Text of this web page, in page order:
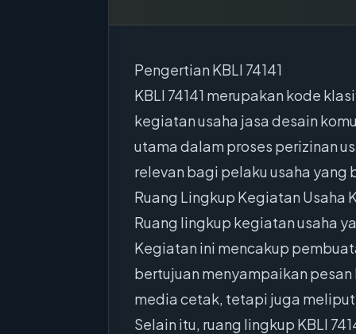
Pengertian KBLI 74141
KBLI 74141 merupakan kode
kegiatan usaha jasa desain
utama dalam proses perizinan
relevan bagi pelaku usaha
Ruang Lingkup Kegiatan Usaha
Ruang lingkup kegiatan usaha
Kegiatan ini mencakup
bertujuan menyampaikan
media cetak, tetapi juga
Selain itu, ruang lingkup KBLI